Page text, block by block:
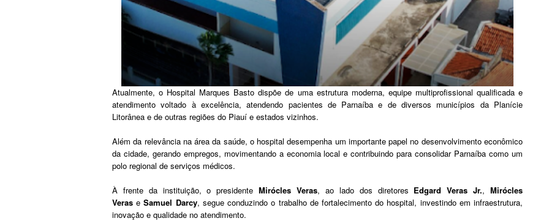
Atualmente, o Hospital Marques Basto dispõe de uma estrutura moderna, equipe multiprofissional qualificada e
atendimento voltado à excelência, atendendo pacientes de Parnaíba e de diversos municípios da Planície
Litorânea e de outras regiões do Piauí e estados vizinhos.
Além da relevância na área da saúde, o hospital desempenha um importante papel no desenvolvimento econômico
da cidade, gerando empregos, movimentando a economia local e contribuindo para consolidar Parnaíba como um
polo regional de serviços médicos.
À frente da instituição, o presidenteMirócles Veras, ao lado dos diretores Edgard Veras Jr.,Mirócles
Veras eSamuel Darcy, segue conduzindo o trabalho de fortalecimento do hospital, investindo em infraestrutura,
inovação e qualidade no atendimento.